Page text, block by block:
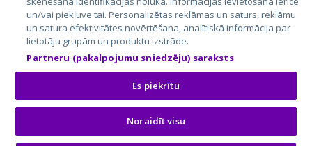
GetaPro.lv
GetaPro.ee
Skelbiu.lt
Autoplius.lt
Aruodas.lt
Paslaugos.lt
auto24.ee
KV.ee
Osta.ee
KuldneBörs.ee
un/vai piekļuve tai. Personalizētas reklāmas un saturs, reklāmu
un satura efektivitātes novērtēšana, analītiskā informācija par
lietotāju grupām un produktu izstrāde.
Partneru (pakalpojumu sniedzēju) saraksts
Es piekrītu
Noraidīt visu